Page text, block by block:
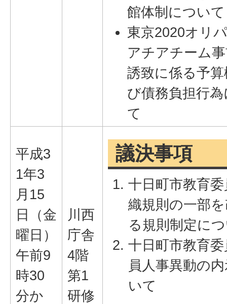
館体制について
東京2020オリ
アチアチーム
誘致に係る予
び債務負担行
て
平成3
1年3
月15
日（金
曜日）
午前9
時30
分か
川西
庁舎
4階
第1
研修
議決事項
十日町市教育
織規則の一部
る規則制定に
十日町市教育
員人事異動の
いて